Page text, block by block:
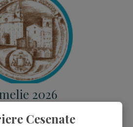
24 Giugno 2026
2026
Cesenate